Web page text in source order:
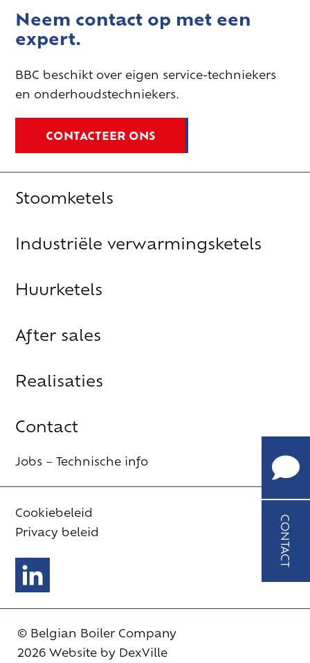
Neem contact op met een
expert.
BBC beschikt over eigen service-techniekers
en onderhoudstechniekers.
CONTACTEER ONS
Stoomketels
Industriële verwarmingsketels
Huurketels
After sales
Realisaties
Contact
Jobs –Technische info
Cookiebeleid
Privacy beleid
© Belgian Boiler Company
2026 Website by DexVille
(0)9
252
62
MAIL
loos.be
CONTACT